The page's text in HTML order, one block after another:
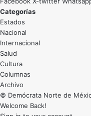
Categorías
Estados
Nacional
Internacional
Salud
Cultura
Archivo
© Demócrata Norte de
Welcome Back!